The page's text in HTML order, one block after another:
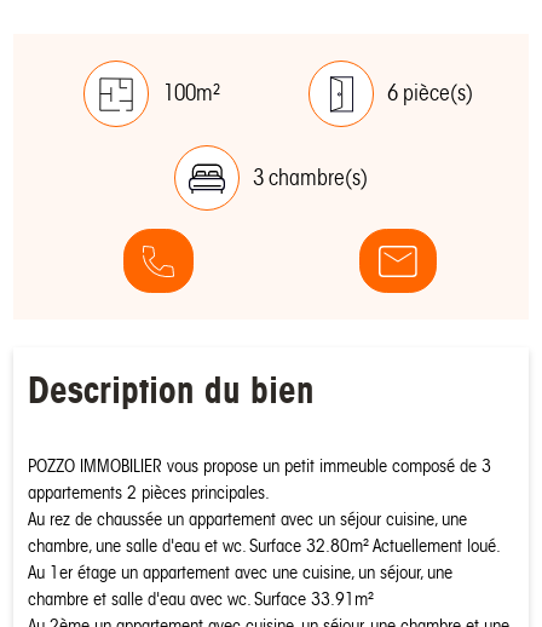
100m² 6 pièce(s)
3 chambre(s)
Description du bien
POZZO IMMOBILIER vous propose un petit immeuble composé de 3
appartements 2 pièces principales.
Au rez de chaussée un appartement avec un séjour cuisine, une
chambre, une salle d'eau et wc. Surface 32.80m² Actuellement loué.
Au 1er étage un appartement avec une cuisine, un séjour, une
chambre et salle d'eau avec wc. Surface 33.91m²